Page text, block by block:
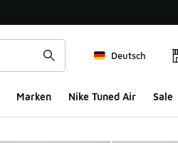
Deutsch
Marken Nike Tuned Air Sale